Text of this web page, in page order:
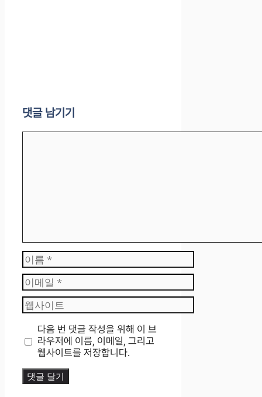
댓글 남기기
이
름
이
메
일
웹
사
트
다음 번 댓글 작성을 위해 이 브
라우저에 이름, 이메일, 그리고
웹사이트를 저장합니다.